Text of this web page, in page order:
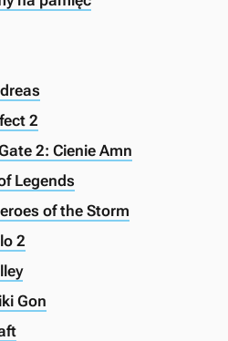
2
2: Cienie Amn
Legends
of the Storm
2
Gon